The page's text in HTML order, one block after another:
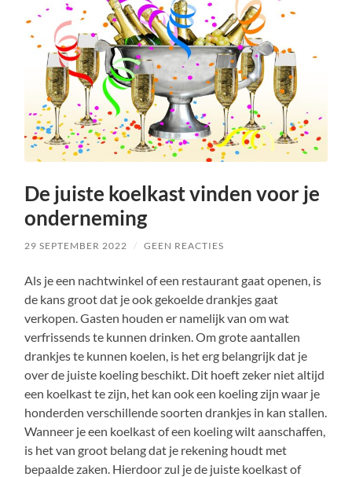
De juiste koelkast vinden voor je
onderneming
29 SEPTEMBER 2022 / GEEN REACTIES
Als je een nachtwinkel of een restaurant gaat openen, is
de kans groot dat je ook gekoelde drankjes gaat
verkopen. Gasten houden er namelijk van om wat
verfrissends te kunnen drinken. Om grote aantallen
drankjes te kunnen koelen, is het erg belangrijk dat je
over de juiste koeling beschikt. Dit hoeft zeker niet altijd
een koelkast te zijn, het kan ook een koeling zijn waar je
honderden verschillende soorten drankjes in kan stallen.
Wanneer je een koelkast of een koeling wilt aanschaffen,
is het van groot belang dat je rekening houdt met
bepaalde zaken. Hierdoor zul je de juiste koelkast of